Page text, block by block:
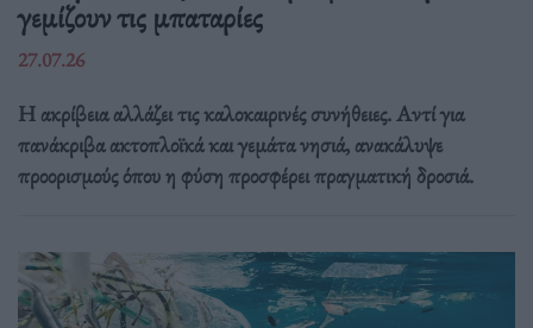
γεμίζουν τις μπαταρίες
27.07.26
Η ακρίβεια αλλάζει τις καλοκαιρινές συνήθειες. Αντί για
πανάκριβα ακτοπλοϊκά και γεμάτα νησιά, ανακάλυψε
προορισμούς όπου η φύση προσφέρει πραγματική δροσιά.